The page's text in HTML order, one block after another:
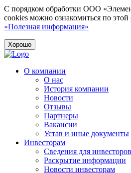
С порядком обработки ООО
cookies можно ознакомиться по этой
«Полезная информация»
Хорошо
О компании
О нас
История компании
Новости
Отзывы
Партнеры
Вакансии
Устав и иные документы
Инвесторам
Сведения для инвесторов
Раскрытие информации
Новости инвесторам